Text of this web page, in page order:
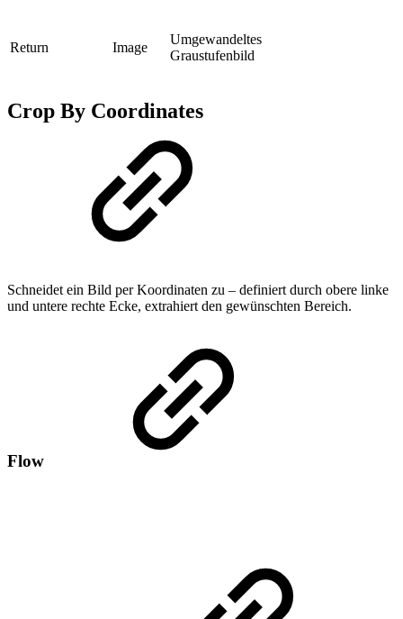
Return Image
Umgewandeltes
Graustufenbild
Crop By Coordinates
Schneidet ein Bild per Koordinaten zu – definiert durch obere linke
und untere rechte Ecke, extrahiert den gewünschten Bereich.
Flow